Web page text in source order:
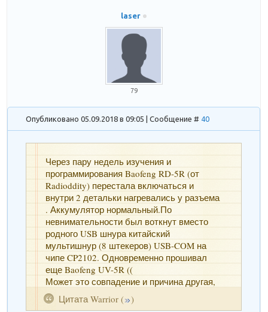
laser
79
Опубликовано 05.09.2018 в 09:05 | Сообщение # 40
Цитата Warrior ( )
Через пару недель изучения и
программирования Baofeng RD-5R (от
Radioddity) перестала включаться и
внутри 2 детальки нагревались у разъема
. Аккумулятор нормальный.По
невнимательности был воткнут вместо
родного USB шнура китайский
мультишнур (8 штекеров) USB-COM на
чипе CP2102. Одновременно прошивал
еще Baofeng UV-5R ((
Может это совпадение и причина другая,
но в шнуре чип СР2102 тоже греется и не
определяется компом и рация RD-5R